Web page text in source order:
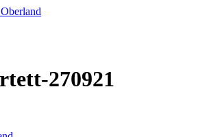
270921